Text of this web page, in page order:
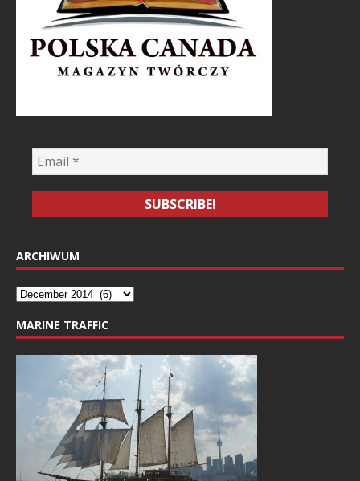
ARCHIWUM
MARINE TRAFFIC